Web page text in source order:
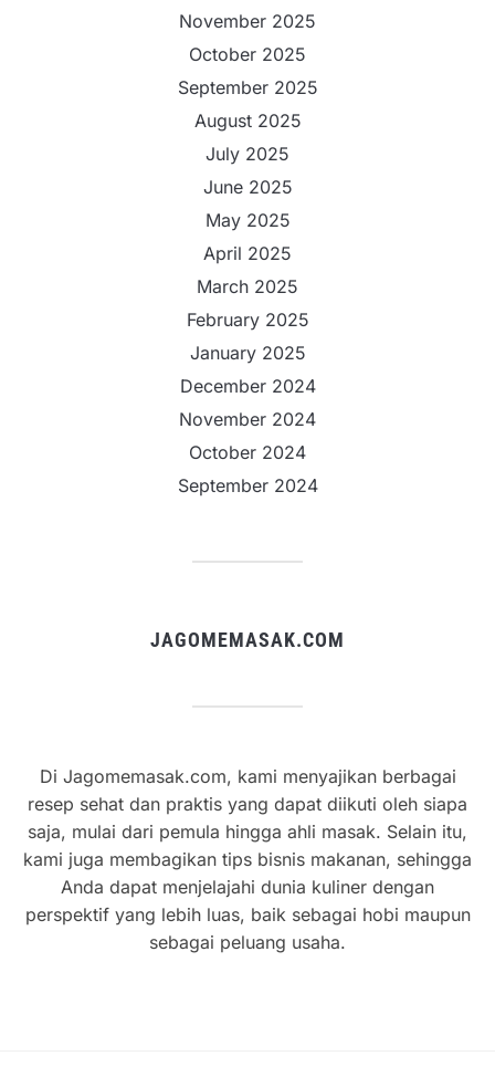
November 2025
October 2025
September 2025
August 2025
July 2025
June 2025
May 2025
April 2025
March 2025
February 2025
January 2025
December 2024
November 2024
October 2024
September 2024
JAGOMEMASAK.COM
Di Jagomemasak.com, kami menyajikan berbagai
resep sehat dan praktis yang dapat diikuti oleh siapa
saja, mulai dari pemula hingga ahli masak. Selain itu,
kami juga membagikan tips bisnis makanan, sehingga
Anda dapat menjelajahi dunia kuliner dengan
perspektif yang lebih luas, baik sebagai hobi maupun
sebagai peluang usaha.